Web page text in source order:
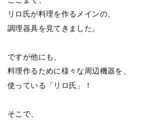
リロ氏が料理を作るメインの、
調理器具を見てきました。
ですが他にも、
料理作るために様々な周辺機器を、
使っている「リロ氏」！
そこで、